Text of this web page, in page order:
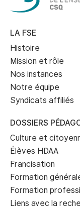
LA FSE
Histoire
Mission et rôle
Nos instances
Notre équipe
Syndicats affiliés
DOSSIERS
Culture et
Élèves HDAA
Francisation
Formation
Formation
Liens avec la